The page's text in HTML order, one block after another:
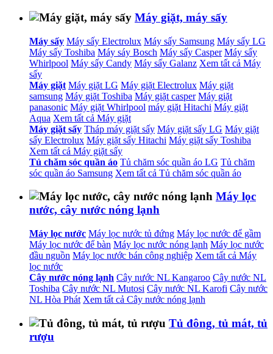
Máy giặt, máy sấy
Máy sấy Máy sấy Electrolux Máy sấy Samsung Máy sấy LG
Máy sấy Toshiba Máy sáy Bosch Máy sấy Casper Máy sấy
Whirlpool Máy sấy Candy Máy sấy Galanz Xem tất cả Máy
sấy
Máy giặt Máy giặt LG Máy giặt Electrolux Máy giặt
samsung Máy giặt Toshiba Máy giặt casper Máy giặt
panasonic Máy giặt Whirlpool máy giặt Hitachi Máy giặt
Aqua Xem tất cả Máy giặt
Máy giặt sấy Tháp máy giặt sấy Máy giặt sấy LG Máy giặt
sấy Electrolux Máy giặt sấy Hitachi Máy giặt sấy Toshiba
Xem tất cả Máy giặt sấy
Tủ chăm sóc quần áo Tủ chăm sóc quần áo LG Tủ chăm
sóc quần áo Samsung Xem tất cả Tủ chăm sóc quần áo
Máy lọc
nước, cây nước nóng lạnh
Máy lọc nước Máy lọc nước tủ đứng Máy lọc nước để gầm
Máy lọc nước để bàn Máy lọc nước nóng lạnh Máy lọc nước
đầu nguồn Máy lọc nước bán công nghiệp Xem tất cả Máy
lọc nước
Cây nước nóng lạnh Cây nước NL Kangaroo Cây nước NL
Toshiba Cây nước NL Mutosi Cây nước NL Karofi Cây nước
NL Hòa Phát Xem tất cả Cây nước nóng lạnh
Tủ đông, tủ mát, tủ
rượu